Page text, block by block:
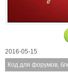
2016-05-15
Код для форумов,